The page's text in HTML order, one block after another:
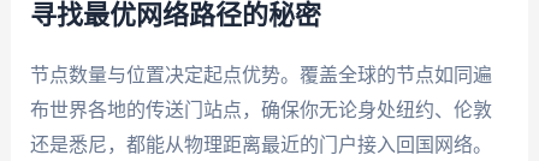
寻找最优网络路径的秘密
节点数量与位置决定起点优势。覆盖全球的节点如同遍
布世界各地的传送门站点，确保你无论身处纽约、伦敦
还是悉尼，都能从物理距离最近的门户接入回国网络。